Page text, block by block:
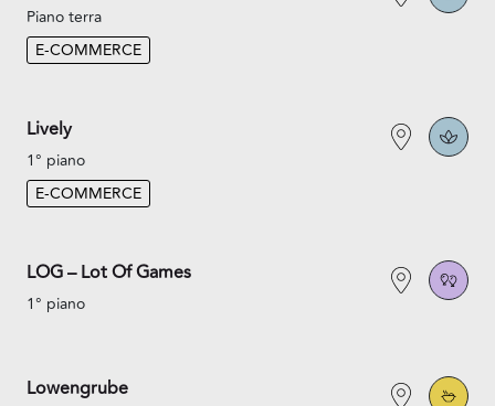
Piano terra
E-COMMERCE
Lively
1° piano
E-COMMERCE
LOG – Lot Of Games
1° piano
Lowengrube